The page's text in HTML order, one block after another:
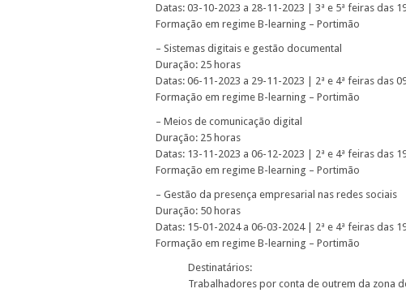
Datas: 03-10-2023 a 28-11-2023 | 3ª e 5ª feiras das
Formação em regime B-learning – Portimão
– Sistemas digitais e gestão documental
Duração: 25 horas
Datas: 06-11-2023 a 29-11-2023 | 2ª e 4ª feiras das
Formação em regime B-learning – Portimão
– Meios de comunicação digital
Duração: 25 horas
Datas: 13-11-2023 a 06-12-2023 | 2ª e 4ª feiras das
Formação em regime B-learning – Portimão
– Gestão da presença empresarial nas redes sociais
Duração: 50 horas
Datas: 15-01-2024 a 06-03-2024 | 2ª e 4ª feiras das
Formação em regime B-learning – Portimão
Destinatários:
Trabalhadores por conta de outrem da zona